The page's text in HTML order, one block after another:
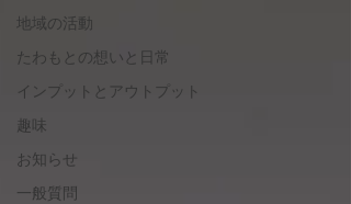
地域の活動
たわもとの想いと日常
インプットとアウトプット
趣味
お知らせ
一般質問